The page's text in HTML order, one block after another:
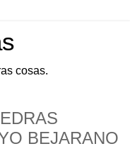
cosas.
BEJARANO